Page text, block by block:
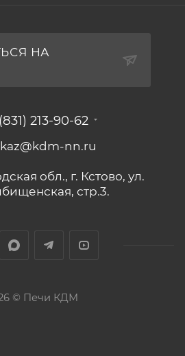
НА
213-90-62
nn.ru
обл., г. Кстово, ул.
стр.3.
© Печи КДМ